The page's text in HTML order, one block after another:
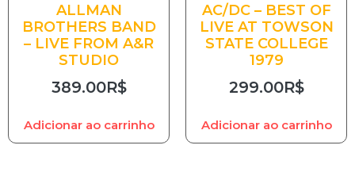
ALLMAN
BROTHERS BAND
– LIVE FROM A&R
STUDIO
389.00R$
Adicionar ao carrinho
AC/DC – BEST OF
LIVE AT TOWSON
STATE COLLEGE
1979
299.00R$
Adicionar ao carrinho